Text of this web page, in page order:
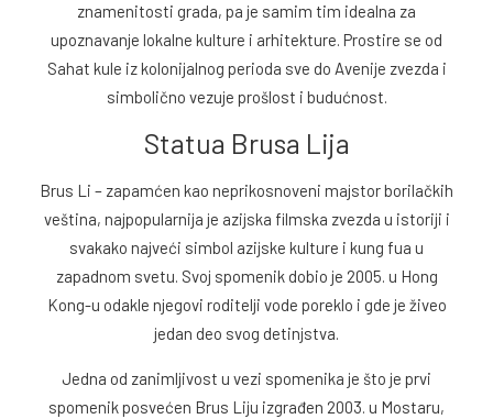
znamenitosti grada, pa je samim tim idealna za
upoznavanje lokalne kulture i arhitekture. Prostire se od
Sahat kule iz kolonijalnog perioda sve do Avenije zvezda i
simbolično vezuje prošlost i budućnost.
Statua Brusa Lija
Brus Li – zapamćen kao neprikosnoveni majstor borilačkih
veština, najpopularnija je azijska filmska zvezda u istoriji i
svakako najveći simbol azijske kulture i kung fua u
zapadnom svetu. Svoj spomenik dobio je 2005. u Hong
Kong-u odakle njegovi roditelji vode poreklo i gde je živeo
jedan deo svog detinjstva.
Jedna od zanimljivost u vezi spomenika je što je prvi
spomenik posvećen Brus Liju izgrađen 2003. u Mostaru,